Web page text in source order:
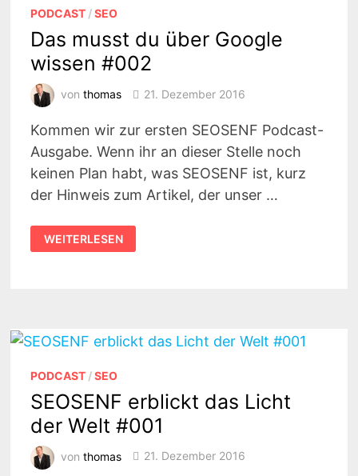
PODCAST/SEO
Das musst du über Google
wissen #002
von thomas 21. Dezember 2016
Kommen wir zur ersten SEOSENF Podcast-
Ausgabe. Wenn ihr an dieser Stelle noch
keinen Plan habt, was SEOSENF ist, kurz
der Hinweis zum Artikel, der unser …
DAS
MUSST
DU
WEITERLESEN
PODCAST/SEO
SEOSENF erblickt das Licht
der Welt #001
von thomas 21. Dezember 2016